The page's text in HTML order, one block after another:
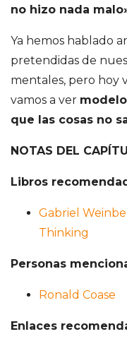
no hizo nada
Ya hemos hablado
pretendidas de
mentales, pero hoy
vamos a ver
que las cosas no
NOTAS DEL
Libros
Gabriel
Thinking
Personas
Ronald Coase
Enlaces